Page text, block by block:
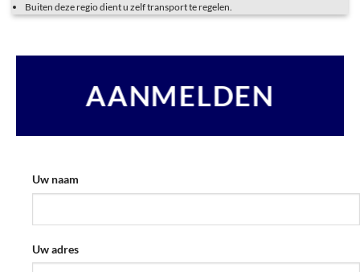
Buiten deze regio dient u zelf transport te regelen.
AANMELDEN
Uw naam
Uw adres